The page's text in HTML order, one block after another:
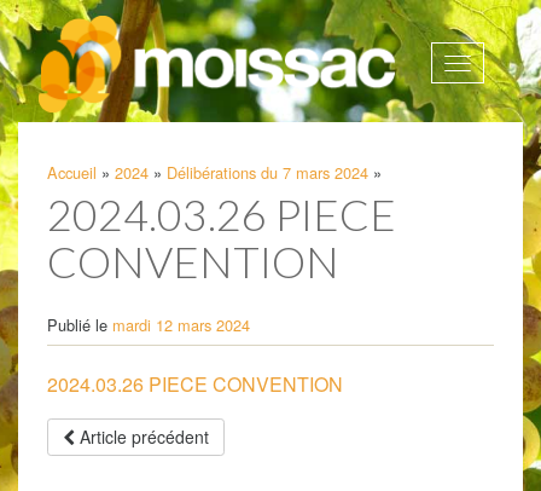
Afficher
la
Accueil » 2024 » Délibérations du 7 mars 2024 »
2024.03.26 PIECE
CONVENTION
Publié le mardi 12 mars 2024
2024.03.26 PIECE CONVENTION
Article précédent